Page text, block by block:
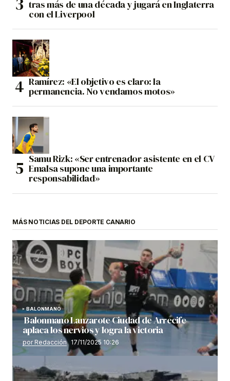
tras más de una década y jugará en Inglaterra
con el Liverpool
Ramírez: «El objetivo es claro: la
permanencia. No vendamos motos»
Samu Rizk: «Ser entrenador asistente en el CV
Emalsa supone una importante
responsabilidad»
MÁS NOTICIAS DEL DEPORTE CANARIO
BALONMANO
Balonmano Lanzarote Ciudad de Arrecife
aplaca los nervios y logra la victoria
por Redacción 17/11/2025 10:26